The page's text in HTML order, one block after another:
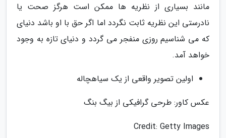
مانند بسیاری از نظریه ها ممکن است هرگز صحت یا
نادرستی این نظریه ثابت نگردد اما اگر حق با او باشد دنیای
که می شناسیم روزی منفجر می گردد و دنیای تازه به وجود
خواهد آمد.
اولین تصویر واقعی از یک سیاهچاله
عکس کاور: طرحی گرافیکی از بیگ بنگ
Credit: Getty Images